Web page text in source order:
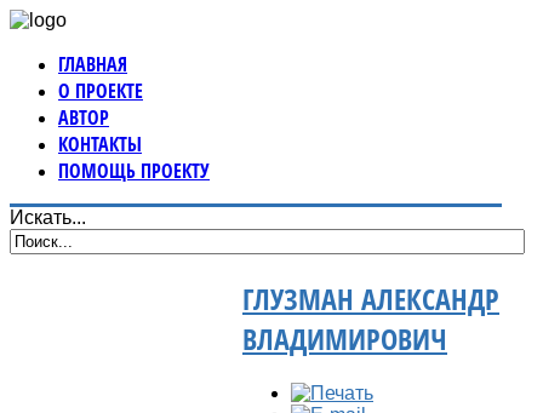
ГЛАВНАЯ
О ПРОЕКТЕ
АВТОР
КОНТАКТЫ
ПОМОЩЬ ПРОЕКТУ
Искать...
ГЛУЗМАН АЛЕКСАНДР
ВЛАДИМИРОВИЧ